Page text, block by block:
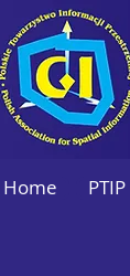
Home PTIP